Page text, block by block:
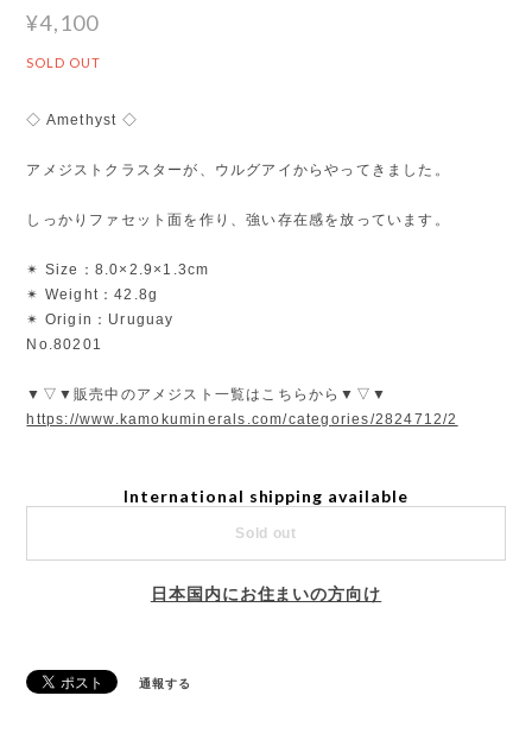
¥4,100
SOLD OUT
◇ Amethyst ◇
アメジストクラスターが、ウルグアイからやってきました。
しっかりファセット面を作り、強い存在感を放っています。
✴︎ Size：8.0×2.9×1.3cm
✴︎ Weight：42.8g
✴︎ Origin：Uruguay
No.80201
▼▽▼販売中のアメジスト一覧はこちらから▼▽▼
https://www.kamokuminerals.com/categories/2824712/2
International shipping available
Sold out
日本国内にお住まいの方向け
通報する